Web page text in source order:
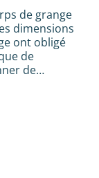
de grange
dimensions
ont obligé
de
de…